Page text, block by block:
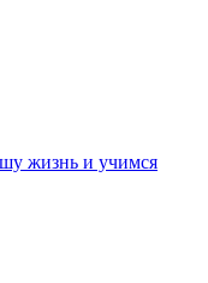
жизнь и учимся